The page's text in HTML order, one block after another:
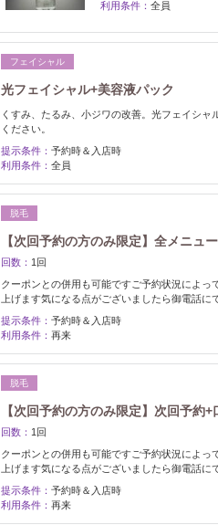
利用条件： 全員
フェイシャル
光フェイシャル+美容液パック
くすみ、たるみ、小ジワの改善。光フェイシ
ください。
提示条件： 予約時＆入店時
利用条件： 全員
脱毛
【次回予約の方のみ限定】全メニュ
回数： 1回
クーポンとの併用も可能ですご予約状況によっ
上げます気になる点がございましたら御電話に
提示条件： 予約時＆入店時
利用条件： 再来
脱毛
【次回予約の方のみ限定】次回予約
回数： 1回
クーポンとの併用も可能ですご予約状況によっ
上げます気になる点がございましたら御電話に
提示条件： 予約時＆入店時
利用条件： 再来